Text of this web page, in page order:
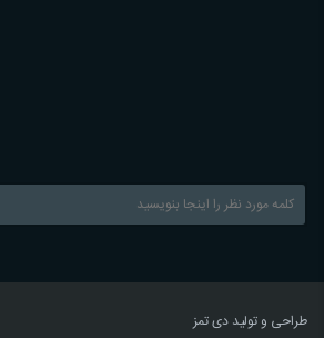
طراحی و تولید دی تمز